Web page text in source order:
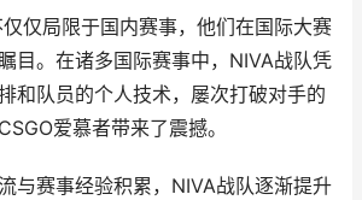
仅局限于国内赛事，他们在国际大赛
目。在诸多国际赛事中，NIVA战队凭
和队员的个人技术，屡次打破对手的
爱慕者带来了震撼。
与赛事经验积累，NIVA战队逐渐提升